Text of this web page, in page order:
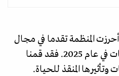
المنظمة تقدما في مجال
الصحة العامة على عدة جبهات في عام 2025. فقد قمنا
المنقذ للحياة.